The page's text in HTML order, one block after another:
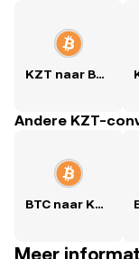
KZT naar BTC
Andere KZT-
BTC naar KZT
Meer